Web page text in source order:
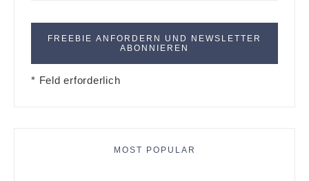
* Feld erforderlich
MOST POPULAR